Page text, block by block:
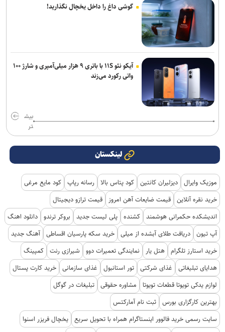
گوشی داغ را داخل یخچال نگذارید!
آیکو نئو ۱۱S با باتری ۹ هزار میلی‌آمپری و شارژ ۱۰۰
واتی رکورد می‌زند
بیش
تر
لینکستان
موزیک وایرال دیزلیران کانتین کود پتاس بالا رسانه رپاپ کود مایع مرغی
خرید نقره آنلاین قیمت ضایعات آهن امروز
قیمت ترازو دیجیتال
اندیشکده حکمرانی هوشمند کشنده پلی لیست جدید بروکر ترندو دانلود اهنگ
آپ تیون دریافت طلای آبشده از میلی خرید سکه پارسیان اقساطی آهنگ جدید
خرید استارز تلگرام هتل یار نمایندگی تعمیرات دوو شیرازی رنت کمپینگ
هدایای تبلیغاتی
غذای شرکتی تور استانبول غذای سازمانی خرید کارت پستال
لوازم یدکی تویوتا قطعات تویوتا
مشاوره حقوقی تبلیغات در گوگل
بهترین کارگزاری بورس ثبت نام آمارکتس
سایت رسمی خرید فالوور اینستاگرام همراه با تحویل سریع یخچال فریزر اسنوا